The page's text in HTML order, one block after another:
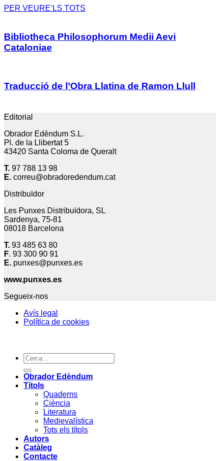
PER VEURE’LS TOTS
Bibliotheca Philosophorum Medii Aevi
Cataloniae
Traducció de l’Obra Llatina de Ramon Llull
Editorial
Obrador Edèndum S.L.
Pl. de la Llibertat 5
43420 Santa Coloma de Queralt
T. 97 788 13 98
E. correu@obradoredendum.cat
Distribuïdor
Les Punxes Distribuïdora, SL
Sardenya, 75-81
08018 Barcelona
T. 93 485 63 80
F. 93 300 90 91
E. punxes@punxes.es
www.punxes.es
Segueix-nos
Avís legal
Política de cookies
Cerca:
Obrador Edèndum
Títols
Quaderns
Ciència
Literatura
Medievalística
Tots els títols
Autors
Catàleg
Contacte